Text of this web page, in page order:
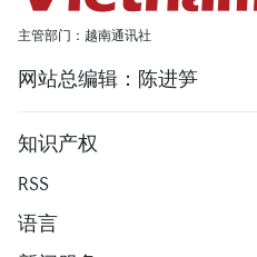
主管部门：越南通讯社
网站总编辑：陈进笋
知识产权
RSS
语言